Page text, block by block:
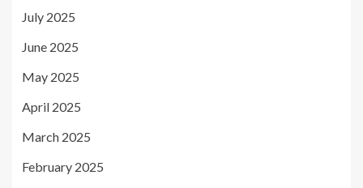
July 2025
June 2025
May 2025
April 2025
March 2025
February 2025